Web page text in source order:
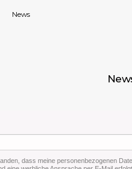
News
dass meine personenbezogenen